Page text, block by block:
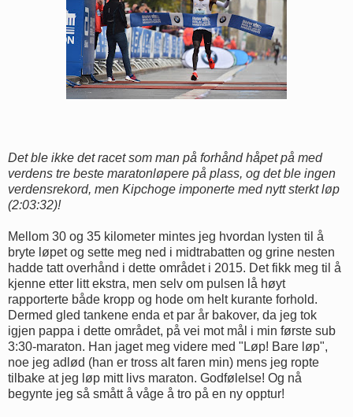
Det ble ikke det racet som man på forhånd håpet på med
verdens tre beste maratonløpere på plass, og det ble ingen
verdensrekord, men Kipchoge imponerte med nytt sterkt løp
(2:03:32)!
Mellom 30 og 35 kilometer mintes jeg hvordan lysten til å
bryte løpet og sette meg ned i midtrabatten og grine nesten
hadde tatt overhånd i dette området i 2015. Det fikk meg til å
kjenne etter litt ekstra, men selv om pulsen lå høyt
rapporterte både kropp og hode om helt kurante forhold.
Dermed gled tankene enda et par år bakover, da jeg tok
igjen pappa i dette området, på vei mot mål i min første sub
3:30-maraton. Han jaget meg videre med "Løp! Bare løp",
noe jeg adlød (han er tross alt faren min) mens jeg ropte
tilbake at jeg løp mitt livs maraton. Godfølelse! Og nå
begynte jeg så smått å våge å tro på en ny opptur!